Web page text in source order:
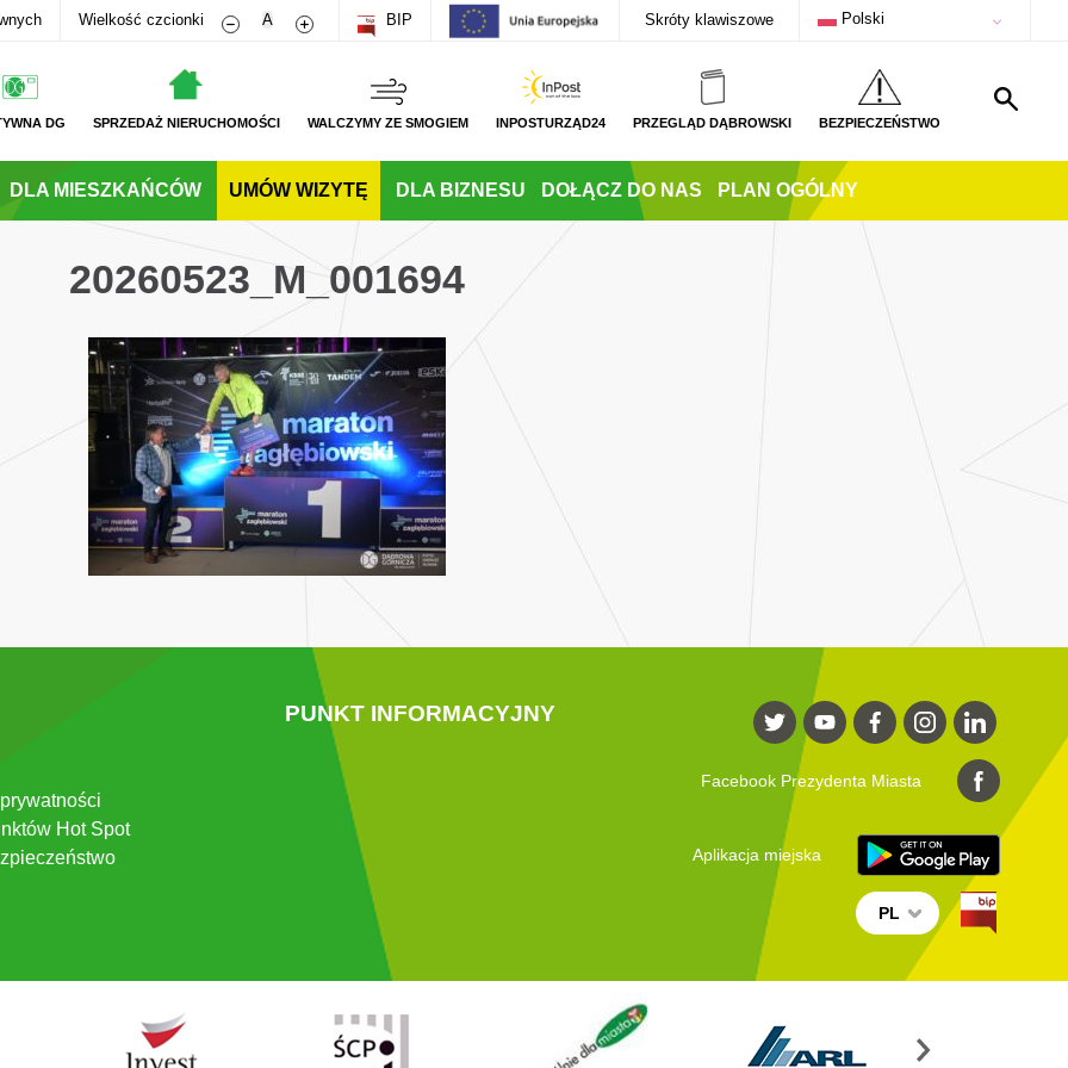
Wielkość czcionki Zmniejsz rozmiar czcionki
A Zwiększ rozmiar czcionki
BIP Skróty klawiszowe Polski
DG SPRZEDAŻ NIERUCHOMOŚCI WALCZYMY ZE SMOGIEM INPOSTURZĄD24 PRZEGLĄD DĄBROWSKI BEZPIECZEŃSTWO
DLA MIESZKAŃCÓW UMÓW WIZYTĘ DLA BIZNESU DOŁĄCZ DO NAS PLAN OGÓLNY
20260523_M_001694
Hot Spot
PUNKT INFORMACYJNY
Facebook Prezydenta Miasta
Aplikacja miejska
PL